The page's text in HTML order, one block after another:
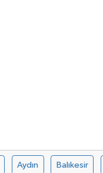
Aydın Balıkesir